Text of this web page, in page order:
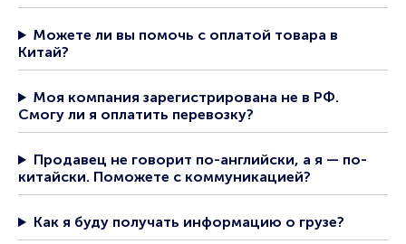
Можете ли вы помочь с оплатой товара в
Китай?
Моя компания зарегистрирована не в РФ.
Смогу ли я оплатить перевозку?
Продавец не говорит по-английски, а я — по-
китайски. Поможете с коммуникацией?
Как я буду получать информацию о грузе?